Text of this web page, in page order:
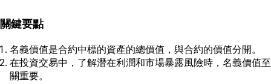
關鍵要點
名義價值是合約中標的資產的總價值，與合約的價值分開。
在投資交易中，了解潛在利潤和市場暴露風險時，名義價值至
關重要。